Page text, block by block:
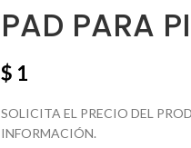
PAD PARA
$ 1
SOLICITA EL PRECIO DEL
INFORMACIÓN.